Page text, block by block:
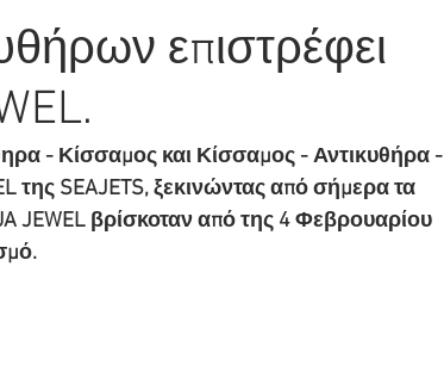
επιστρέφει
- Κίσσαμος και Κίσσαμος - Αντικυθήρα -
της SEAJETS, ξεκινώντας από σήμερα τα
JEWEL βρίσκοταν από της 4 Φεβρουαρίου